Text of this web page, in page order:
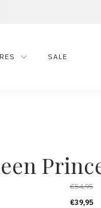
SALE
naar:
€54,95
€39,95